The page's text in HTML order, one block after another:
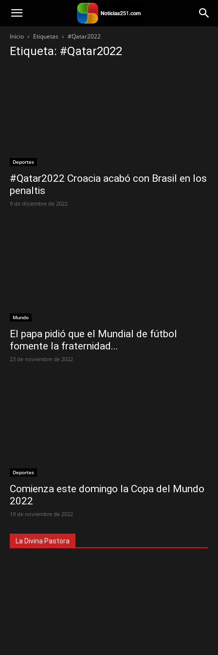
Noticias251
Inicio Etiquetas #Qatar2022
Etiqueta: #Qatar2022
Deportes
#Qatar2022 Croacia acabó con Brasil en los
penaltis
9 de diciembre de 2022
Mundo
El papa pidió que el Mundial de fútbol
fomente la fraternidad...
23 de noviembre de 2022
Deportes
Comienza este domingo la Copa del Mundo
2022
19 de noviembre de 2022
La Divina Pastora